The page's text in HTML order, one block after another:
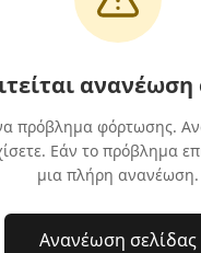
ανανέωση
πρόβλημα φόρτωσης.
Εάν το πρόβλημα
μια πλήρη ανανέωση.
Ανανέωση σελίδας